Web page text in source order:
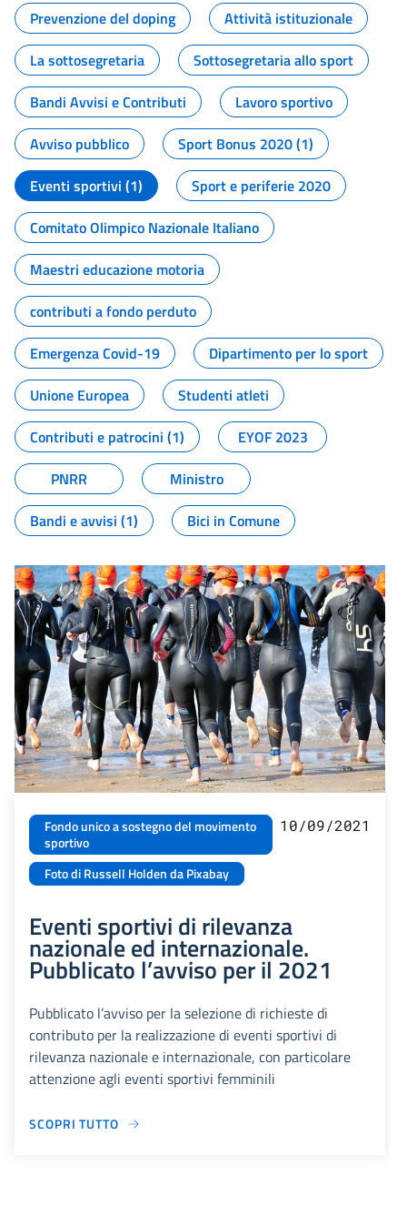
Prevenzione del doping
Attività istituzionale
La sottosegretaria
Sottosegretaria allo sport
Bandi Avvisi e Contributi
Lavoro sportivo
Avviso pubblico
Sport Bonus 2020 (1)
Eventi sportivi (1)
Sport e periferie 2020
Comitato Olimpico Nazionale Italiano
Maestri educazione motoria
contributi a fondo perduto
Emergenza Covid-19
Dipartimento per lo sport
Unione Europea
Studenti atleti
Contributi e patrocini (1)
EYOF 2023
PNRR
Ministro
Bandi e avvisi (1)
Bici in Comune
Fondo unico a sostegno del movimento
sportivo
Foto di Russell Holden da Pixabay
10/09/2021
Eventi sportivi di rilevanza
nazionale ed internazionale.
Pubblicato l’avviso per il 2021
Pubblicato l’avviso per la selezione di richieste di
contributo per la realizzazione di eventi sportivi di
rilevanza nazionale e internazionale, con particolare
attenzione agli eventi sportivi femminili
SCOPRI TUTTO